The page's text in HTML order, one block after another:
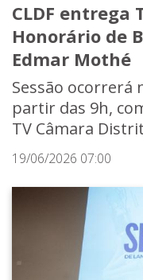
CLDF entrega
Honorário de
Edmar Mothé
Sessão ocorrerá
partir das 9h,
TV Câmara
19/06/2026 07:00